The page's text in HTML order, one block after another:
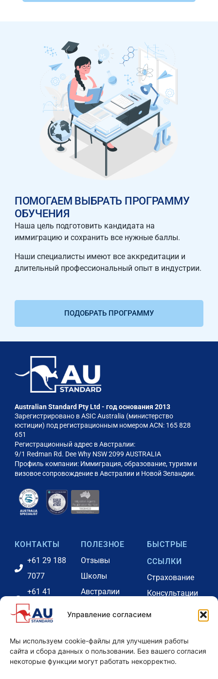
Управление согласием
Мы используем cookie-файлы для улучшения работы
сайта и сбора данных о пользовании. Без вашего согласия
некоторые функции могут работать некорректно.
ПОМОГАЕМ ВЫБРАТЬ ПРОГРАММУ
ОБУЧЕНИЯ
Наша цель подготовить кандидата на
иммиграцию и сохранить все нужные баллы.
Наши специалисты имеют все аккредитации и
длительный профессиональный опыт в индустрии.
ПОДОБРАТЬ ПРОГРАММУ
Australian Standard Pty Ltd - год основания 2013
Зарегистрировано в ASIC Australia (министерство
юстиции) под регистрационным номером ACN: 165 828
651
Регистрационный адрес в Австралии:
9/1 Redman Rd. Dee Why NSW 2099 AUSTRALIA
Профиль компании: Иммиграция, образование, туризм и
визовое сопровождение в Австралии и Новой Зеландии.
КОНТАКТЫ
+61 29 188
7077
+61 41
2731646
info@eduau.com.au
Контакты
офисов
ПОЛЕЗНОЕ
Отзывы
Школы
Австралии
Партнерская
программа
БЫСТРЫЕ
ССЫЛКИ
Страхование
Консультации
Портал оплаты
Блог
Наши цены -